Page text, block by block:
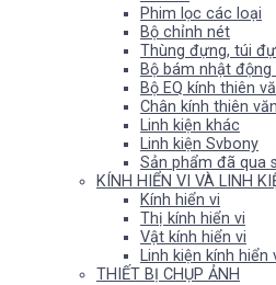
Phim lọc các loại
Bộ chỉnh nét
Thùng đựng, túi
Bộ bám nhật động
Bộ EQ kính thiên
Chân kính thiên văn
Linh kiện khác
Linh kiện Svbony
Sản phẩm đã qua
KÍNH HIỂN VI VÀ LINH
Kính hiển vi
Thị kính hiển vi
Vật kính hiển vi
Linh kiện kính hiển
THIẾT BỊ CHỤP ẢNH